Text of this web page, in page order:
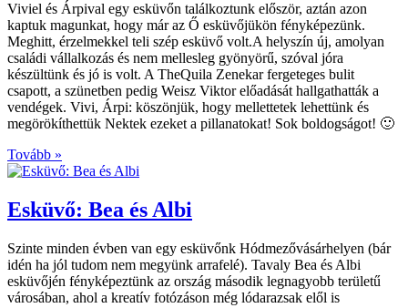
Viviel és Árpival egy esküvőn találkoztunk először, aztán azon
kaptuk magunkat, hogy már az Ő esküvőjükön fényképezünk.
Meghitt, érzelmekkel teli szép esküvő volt.A helyszín új, amolyan
családi vállalkozás és nem mellesleg gyönyörű, szóval jóra
készültünk és jó is volt. A TheQuila Zenekar fergeteges bulit
csapott, a szünetben pedig Weisz Viktor előadását hallgathatták a
vendégek. Vivi, Árpi: köszönjük, hogy mellettetek lehettünk és
megörökíthettük Nektek ezeket a pillanatokat! Sok boldogságot! 🙂
Tovább »
Esküvő: Bea és Albi
Szinte minden évben van egy esküvőnk Hódmezővásárhelyen (bár
idén ha jól tudom nem megyünk arrafelé). Tavaly Bea és Albi
esküvőjén fényképeztünk az ország második legnagyobb területű
városában, ahol a kreatív fotózáson még lódarazsak elől is